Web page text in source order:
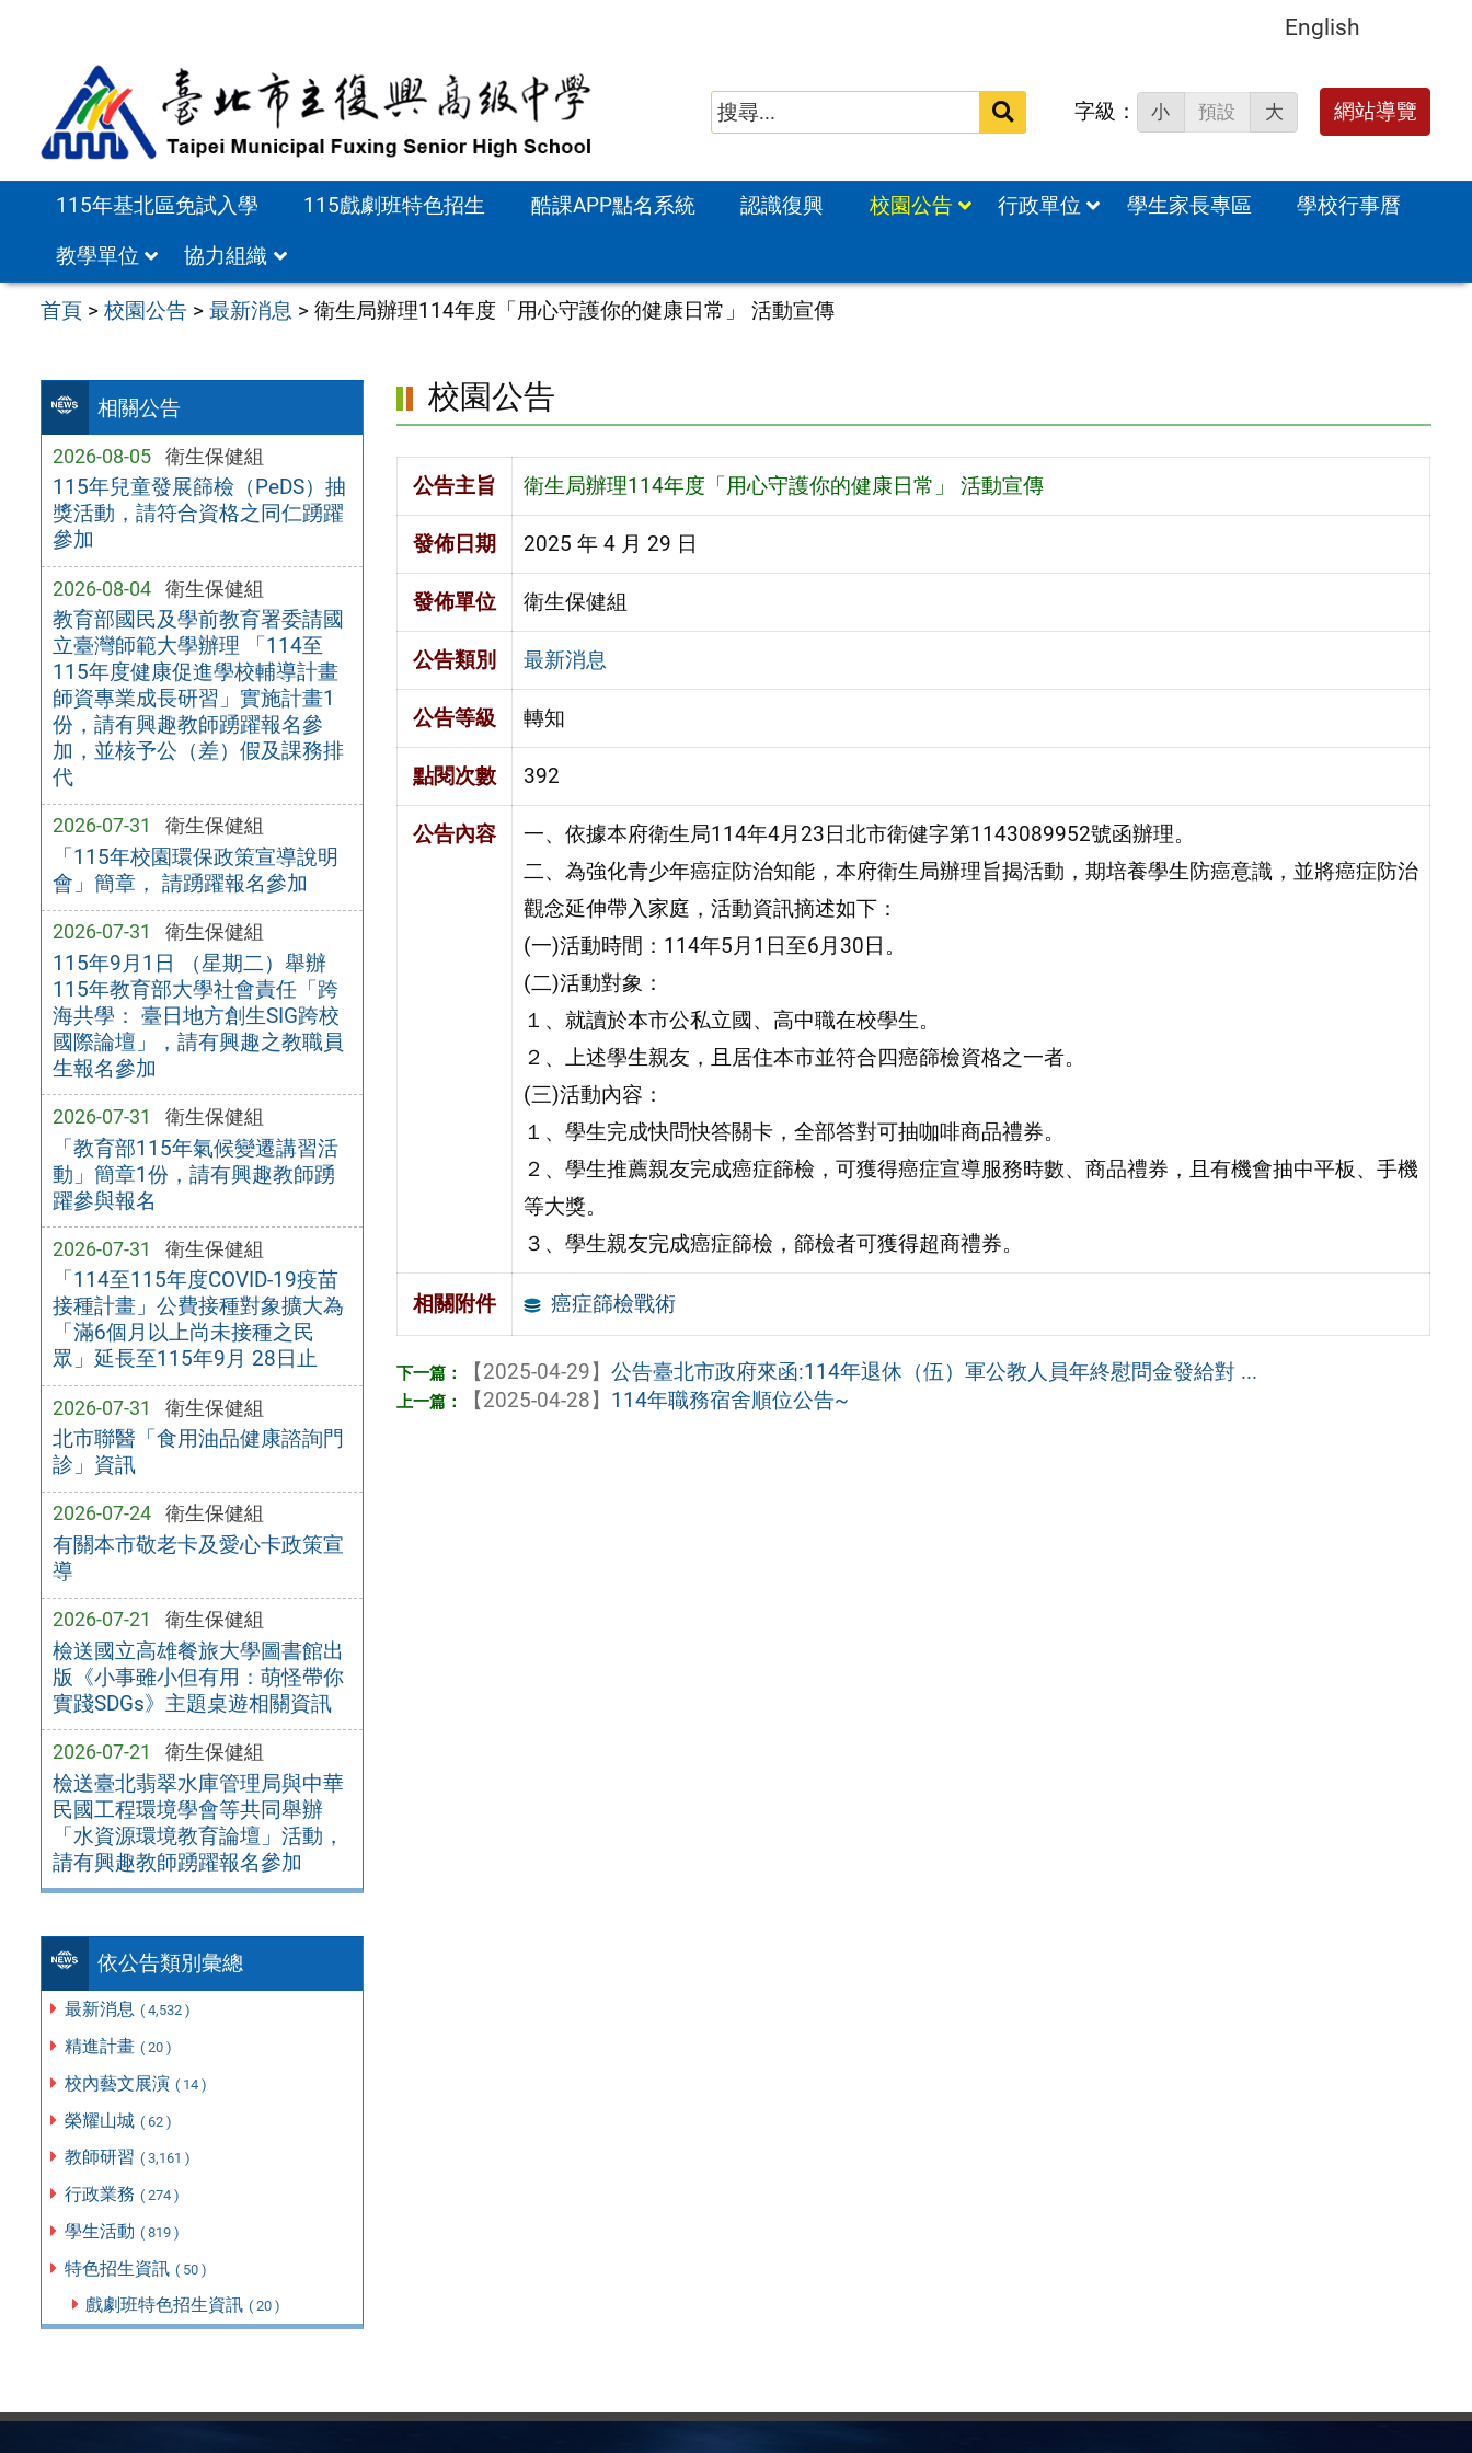
English
搜
字級： 小 預設 大 網站導覽
115年基北區免試入學 115戲劇班特色招生 酷課APP點名系統 認識復興 校園公告 行政單位 學生家長專區
學校行事曆
教學單位
協力組織
首頁 >校園公告 >最新消息 >衛生局辦理114年度「用心守護你的健康日常」 活動宣傳
相關公告
2026-08-05 衛生保健組
115年兒童發展篩檢（PeDS）抽
獎活動，請符合資格之同仁踴躍
參加
2026-08-04 衛生保健組
教育部國民及學前教育署委請國
立臺灣師範大學辦理 「114至
115年度健康促進學校輔導計畫
師資專業成長研習」實施計畫1
份，請有興趣教師踴躍報名參
加，並核予公（差）假及課務排
代
2026-07-31 衛生保健組
「115年校園環保政策宣導說明
會」簡章， 請踴躍報名參加
2026-07-31 衛生保健組
115年9月1日 （星期二）舉辦
115年教育部大學社會責任「跨
海共學： 臺日地方創生SIG跨校
國際論壇」，請有興趣之教職員
生報名參加
2026-07-31 衛生保健組
「教育部115年氣候變遷講習活
動」簡章1份，請有興趣教師踴
躍參與報名
2026-07-31 衛生保健組
「114至115年度COVID-19疫苗
接種計畫」公費接種對象擴大為
「滿6個月以上尚未接種之民
眾」延長至115年9月 28日止
2026-07-31 衛生保健組
北市聯醫「食用油品健康諮詢門
診」資訊
2026-07-24 衛生保健組
有關本市敬老卡及愛心卡政策宣
導
2026-07-21 衛生保健組
檢送國立高雄餐旅大學圖書館出
版《小事雖小但有用：萌怪帶你
實踐SDGs》主題桌遊相關資訊
2026-07-21 衛生保健組
檢送臺北翡翠水庫管理局與中華
民國工程環境學會等共同舉辦
「水資源環境教育論壇」活動，
請有興趣教師踴躍報名參加
依公告類別彙總
最新消息 ( 4,532 )
精進計畫 ( 20 )
校內藝文展演 ( 14 )
榮耀山城 ( 62 )
教師研習 ( 3,161 )
行政業務 ( 274 )
學生活動 ( 819 )
特色招生資訊 ( 50 )
戲劇班特色招生資訊 ( 20 )
校園公告
公告主旨 衛生局辦理114年度「用心守護你的健康日常」 活動宣傳
發佈日期 2025 年 4 月 29 日
發佈單位 衛生保健組
公告類別 最新消息
公告等級 轉知
點閱次數 392
公告內容
一、依據本府衛生局114年4月23日北市衛健字第1143089952號函辦理。
二、為強化青少年癌症防治知能，本府衛生局辦理旨揭活動，期培養學生防癌意識，並將癌症防治
觀念延伸帶入家庭，活動資訊摘述如下：
(一)活動時間：114年5月1日至6月30日。
(二)活動對象：
１、就讀於本市公私立國、高中職在校學生。
２、上述學生親友，且居住本市並符合四癌篩檢資格之一者。
(三)活動內容：
１、學生完成快問快答關卡，全部答對可抽咖啡商品禮券。
２、學生推薦親友完成癌症篩檢，可獲得癌症宣導服務時數、商品禮券，且有機會抽中平板、手機
等大獎。
３、學生親友完成癌症篩檢，篩檢者可獲得超商禮券。
相關附件 癌症篩檢戰術
【2025-04-29】公告臺北市政府來函:114年退休（伍）軍公教人員年終慰問金發給對 ...
【2025-04-28】 114年職務宿舍順位公告~